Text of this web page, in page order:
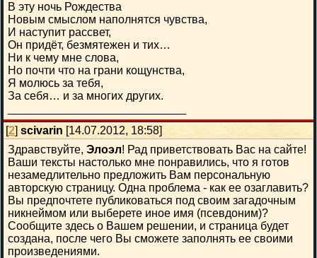
В эту ночь Рождества
Новым смыслом наполнятся чувства,
И наступит рассвет,
Он придёт, безмятежен и тих…
Ни к чему мне слова,
Но почти что на грани кощунства,
Я молюсь за тебя,
За себя… и за многих других.
[2] scivarin [14.07.2012, 18:58]
Здравствуйте, Элоэл! Рад приветствовать Вас на сайте!
Ваши тексты настолько мне понравились, что я готов
незамедлительно предложить Вам персональную
авторскую страницу. Одна проблема - как ее озаглавить?
Вы предпочтете публиковаться под своим загадочным
никнеймом или выберете иное имя (псевдоним)?
Сообщите здесь о Вашем решении, и страница будет
создана, после чего Вы сможете заполнять ее своими
произведениями.